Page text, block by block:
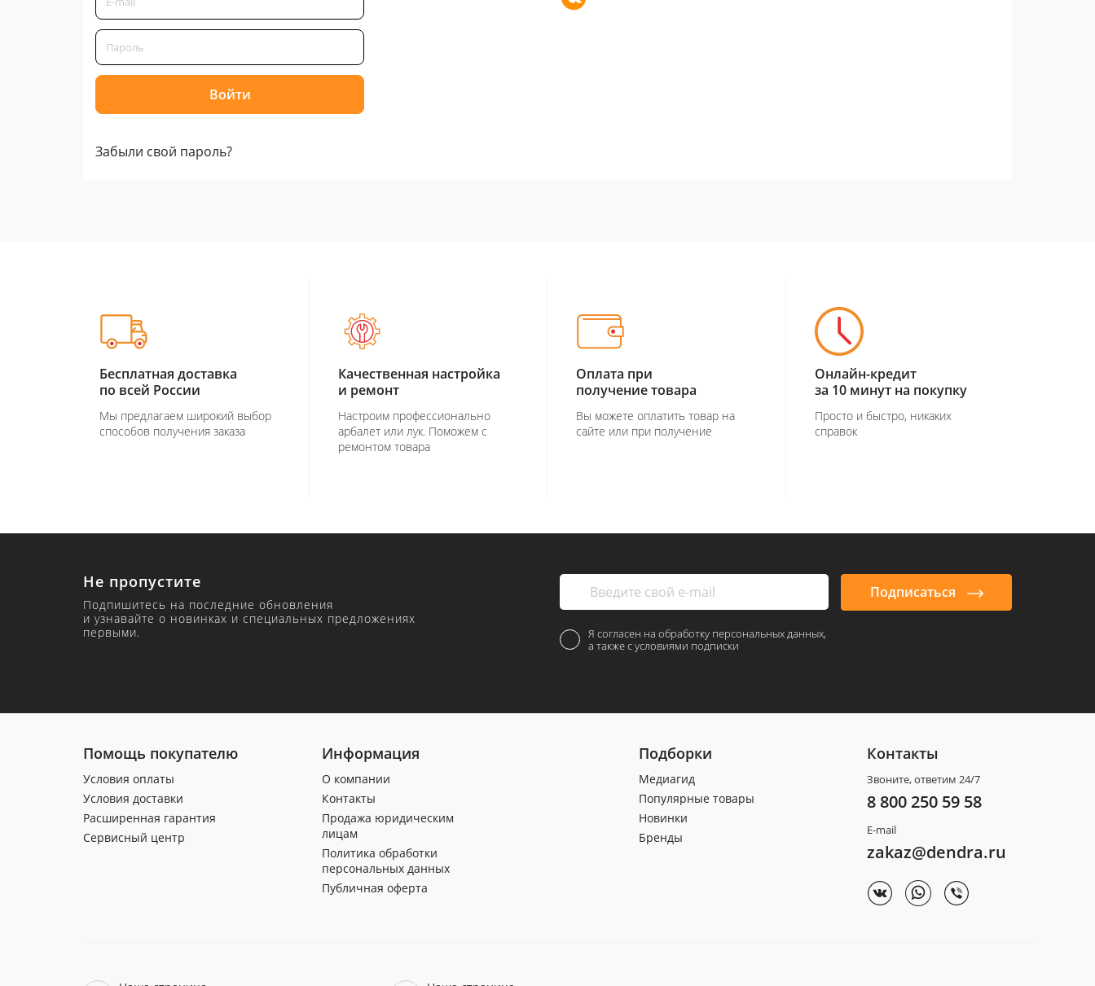
Забыли свой пароль?
Бесплатная доставка
по всей России
Мы предлагаем широкий выбор
способов получения заказа
Качественная настройка
и ремонт
Настроим профессионально
арбалет или лук. Поможем с
ремонтом товара
Оплата при
получение товара
Вы можете оплатить товар на
сайте или при получение
Онлайн-кредит
за 10 минут на покупку
Просто и быстро, никаких
справок
Не пропустите
Подпишитесь на последние обновления
и узнавайте о новинках и специальных предложениях
первыми.
Подписаться
Я согласен на обработку персональных данных,
а также с условиями подписки
Помощь покупателю
Условия оплаты
Условия доставки
Расширенная гарантия
Сервисный центр
Информация
О компании
Контакты
Продажа юридическим
лицам
Политика обработки
персональных данных
Публичная оферта
Подборки
Медиагид
Популярные товары
Новинки
Бренды
Контакты
Звоните, ответим 24/7
8 800 250 59 58
E-mail
zakaz@dendra.ru